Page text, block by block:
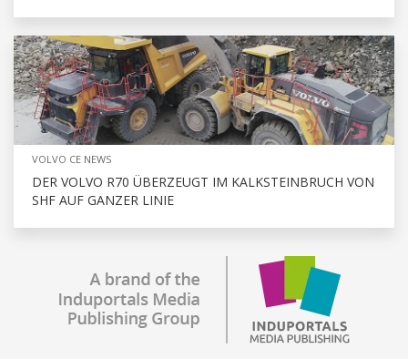
VOLVO CE NEWS
DER VOLVO R70 ÜBERZEUGT IM KALKSTEINBRUCH VON
SHF AUF GANZER LINIE